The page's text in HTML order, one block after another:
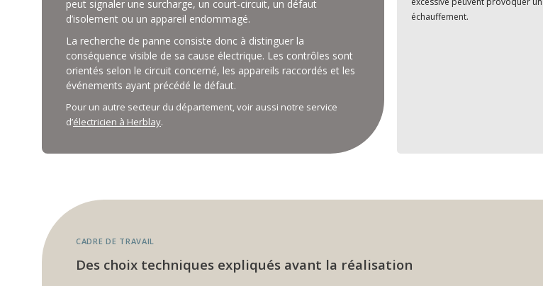
peut signaler une surcharge, un court-circuit, un défaut
d’isolement ou un appareil endommagé.
La recherche de panne consiste donc à distinguer la
conséquence visible de sa cause électrique. Les contrôles sont
orientés selon le circuit concerné, les appareils raccordés et les
événements ayant précédé le défaut.
Pour un autre secteur du département, voir aussi notre service
d’électricien à Herblay.
échauffement.
CADRE DE TRAVAIL
Des choix techniques expliqués avant la réalisation